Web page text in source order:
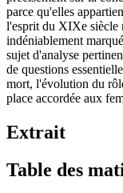
parce qu'elles
l'esprit du XIXe siècle
indéniablement
sujet d'analyse
de questions
mort, l'évolution du
place accordée aux
Extrait
Table des